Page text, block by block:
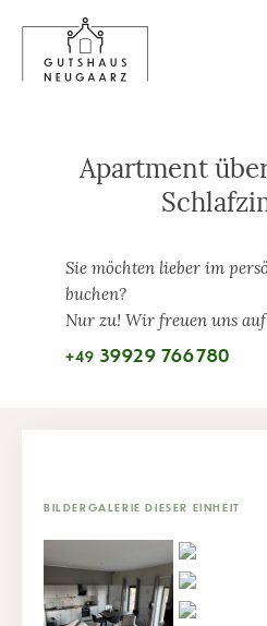
Sie möchten lieber im
buchen?
Nur zu! Wir freuen uns auf
+49 39929 766780
Apartment
BILDERGALERIE DIESER EINHEIT